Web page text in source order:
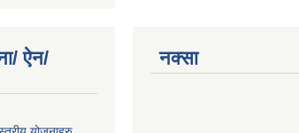
ऐन/
नक्सा